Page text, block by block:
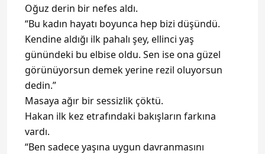
Oğuz derin bir nefes aldı.
“Bu kadın hayatı boyunca hep bizi düşündü.
Kendine aldığı ilk pahalı şey, ellinci yaş
günündeki bu elbise oldu. Sen ise ona güzel
görünüyorsun demek yerine rezil oluyorsun
dedin.”
Masaya ağır bir sessizlik çöktü.
Hakan ilk kez etrafındaki bakışların farkına
vardı.
“Ben sadece yaşına uygun davranmasını